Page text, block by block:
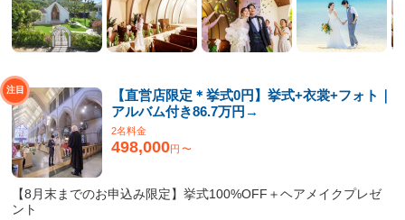
【直営店限定＊挙式0円】挙式+衣裳+フォト｜
アルバム付き86.7万円→
2名料金
498,000円 〜
【8月末までのお申込み限定】挙式100%OFF＋ヘアメイクプレゼ
ント